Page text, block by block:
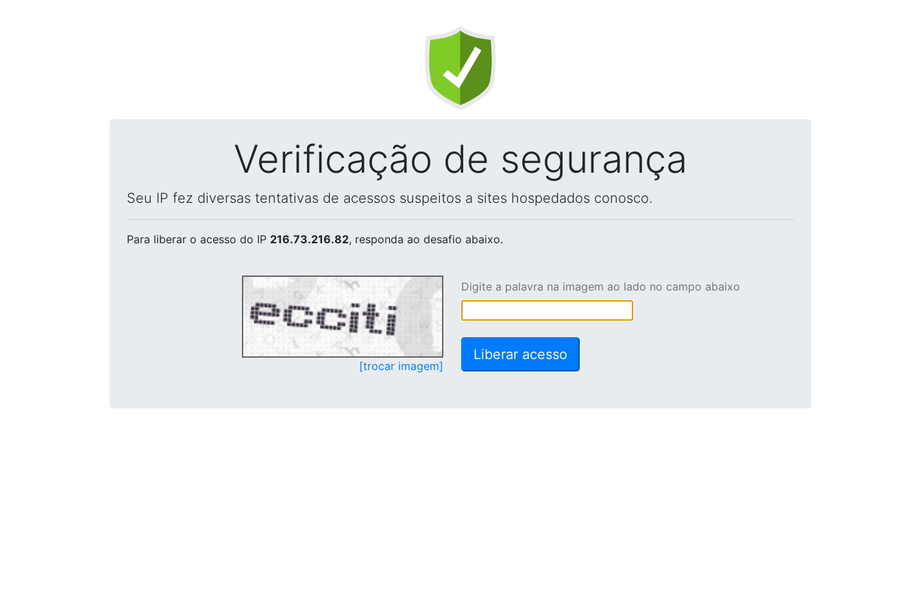
Verificação de segurança
Seu IP fez diversas tentativas de acessos suspeitos a sites hospedados conosco.
Para liberar o acesso do IP 216.73.216.82, responda ao desafio abaixo.
[trocar imagem]
Digite a palavra na imagem ao lado no campo abaixo